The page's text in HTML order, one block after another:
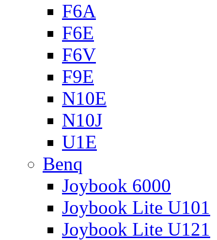
F6A
F6E
F6V
F9E
N10E
N10J
U1E
Benq
Joybook 6000
Joybook Lite U101
Joybook Lite U121